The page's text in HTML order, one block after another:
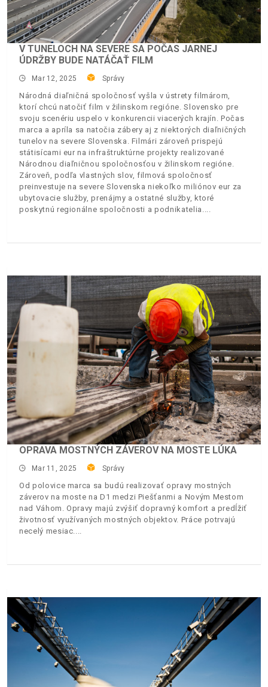
V TUNELOCH NA SEVERE SA POČAS JARNEJ
ÚDRŽBY BUDE NATÁČAŤ FILM
Mar 12, 2025 Správy
Národná diaľničná spoločnosť vyšla v ústrety filmárom,
ktorí chcú natočiť film v žilinskom regióne. Slovensko pre
svoju scenériu uspelo v konkurencii viacerých krajín. Počas
marca a apríla sa natočia zábery aj z niektorých diaľničných
tunelov na severe Slovenska. Filmári zároveň prispejú
státisícami eur na infraštruktúrne projekty realizované
Národnou diaľničnou spoločnosťou v žilinskom regióne.
Zároveň, podľa vlastných slov, filmová spoločnosť
preinvestuje na severe Slovenska niekoľko miliónov eur za
ubytovacie služby, prenájmy a ostatné služby, ktoré
poskytnú regionálne spoločnosti a podnikatelia.
OPRAVA MOSTNÝCH ZÁVEROV NA MOSTE LÚKA
Mar 11, 2025 Správy
Od polovice marca sa budú realizovať opravy mostných
záverov na moste na D1 medzi Piešťanmi a Novým Mestom
nad Váhom. Opravy majú zvýšiť dopravný komfort a predĺžiť
životnosť využívaných mostných objektov. Práce potrvajú
necelý mesiac.